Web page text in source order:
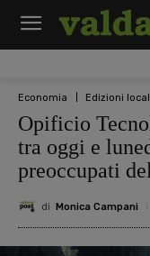
Economia Edizioni
Opificio
tra oggi e
preoccupati
di Monica Campani